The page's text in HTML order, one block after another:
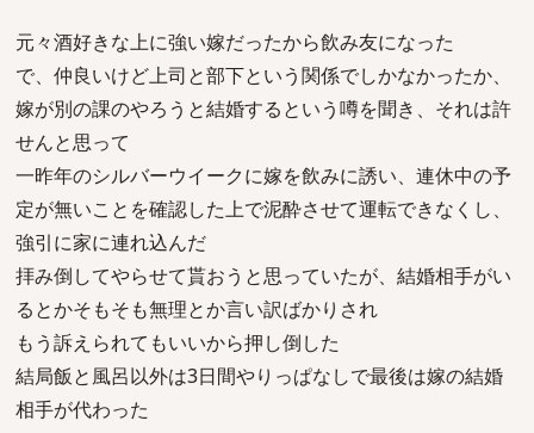
元々酒好きな上に強い嫁だったから飲み友になった
で、仲良いけど上司と部下という関係でしかなかったか、
嫁が別の課のやろうと結婚するという噂を聞き、それは許
せんと思って
一昨年のシルバーウイークに嫁を飲みに誘い、連休中の予
定が無いことを確認した上で泥酔させて運転できなくし、
強引に家に連れ込んだ
拝み倒してやらせて貰おうと思っていたが、結婚相手がい
るとかそもそも無理とか言い訳ばかりされ
もう訴えられてもいいから押し倒した
結局飯と風呂以外は3日間やりっぱなしで最後は嫁の結婚
相手が代わった